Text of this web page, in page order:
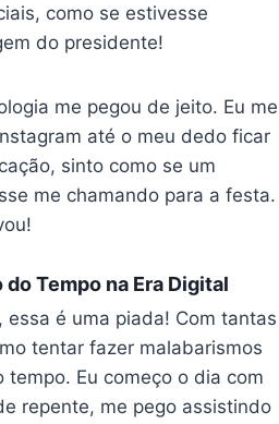
como se estivesse
do presidente!
me pegou de jeito. Eu me
até o meu dedo ficar
sinto como se um
me chamando para a festa.
Tempo na Era Digital
é uma piada! Com tantas
tentar fazer malabarismos
tempo. Eu começo o dia com
repente, me pego assistindo